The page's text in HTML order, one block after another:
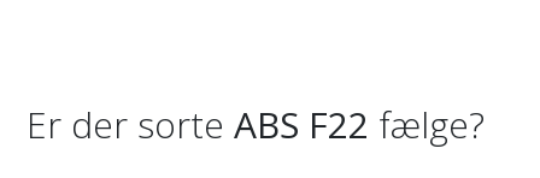
Er der sorte ABS F22 fælge?